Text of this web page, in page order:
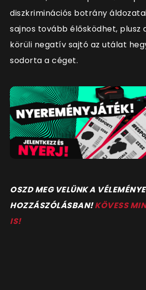
diszkriminációs botrány
sajnos tovább élősködhet, plusz
körüli negatív sajtó az utálat
sodorta a céget.
OSZD MEG VELÜNK A
HOZZÁSZÓLÁSBAN!KÖVESS
IS!